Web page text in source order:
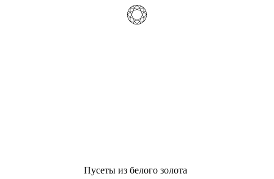
Пусеты из белого золота